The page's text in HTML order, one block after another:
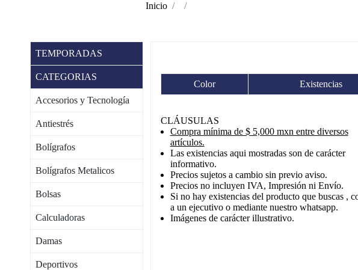
Inicio
TEMPORADAS
CATEGORIAS
Accesorios y Tecnología
Antiestrés
Bolígrafos
Bolígrafos Metalicos
Bolsas
Calculadoras
Damas
Deportivos
Color Existencias
CLÁUSULAS
Compra mínima de $ 5,000 mxn entre diversos
artículos.
Las existencias aqui mostradas son de carácter
informativo.
Precios sujetos a cambio sin previo aviso.
Precios no incluyen IVA, Impresión ni Envío.
Si no hay existencias del producto que buscas ,
a un ejecutivo o mediante nuestro whatsapp.
Imágenes de carácter illustrativo.